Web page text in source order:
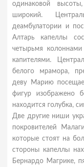
одинаковой
широкий.
деамбулатории и
Алтарь капеллы
четырьмя
капителями.
белого мрамора,
деву Марию
фигур изображено
находится голубка,
Две другие ниши
покровителей
которые стоят на
стороны капеллы
Бернардо Магрике,